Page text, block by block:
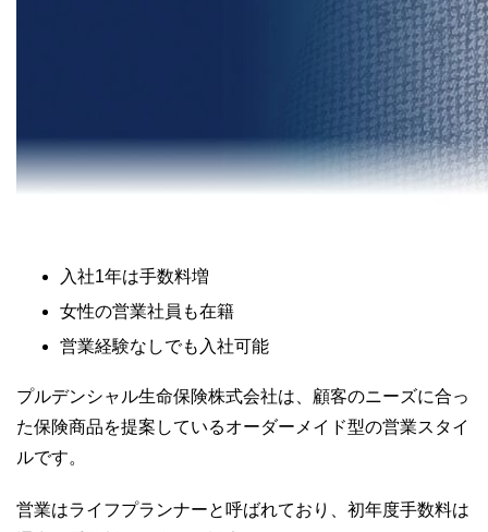
入社1年は手数料増
女性の営業社員も在籍
営業経験なしでも入社可能
プルデンシャル生命保険株式会社は、顧客のニーズに合っ
た保険商品を提案しているオーダーメイド型の営業スタイ
ルです。
営業はライフプランナーと呼ばれており、初年度手数料は